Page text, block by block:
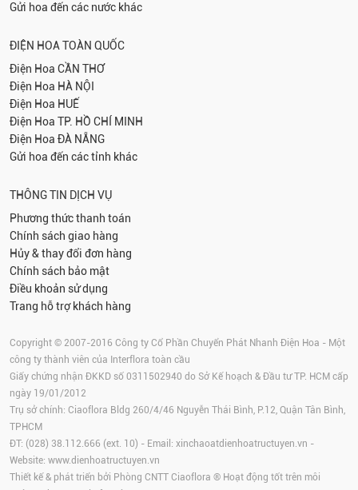
Gửi hoa đến các nước khác
ĐIỆN HOA TOÀN QUỐC
Điện Hoa CẦN THƠ
Điện Hoa HÀ NỘI
Điện Hoa HUẾ
Điện Hoa TP. HỒ CHÍ MINH
Điện Hoa ĐÀ NẴNG
Gửi hoa đến các tỉnh khác
THÔNG TIN DỊCH VỤ
Phương thức thanh toán
Chính sách giao hàng
Hủy & thay đổi đơn hàng
Chính sách bảo mật
Điều khoản sử dụng
Trang hỗ trợ khách hàng
Copyright © 2007-2016 Công ty Cổ Phần Chuyển Phát Nhanh Điện Hoa - Một
công ty thành viên của Interflora toàn cầu
Giấy chứng nhận ĐKKD số 0311502940 do Sở Kế hoạch & Đầu tư TP. HCM cấp
ngày 19/01/2012
Trụ sở chính: Ciaoflora Bldg 260/4/46 Nguyễn Thái Bình, P.12, Quận Tân Bình,
TPHCM
ĐT: (028) 38.112.666 (ext. 10) - Email: xinchaoatdienhoatructuyen.vn -
Website: www.dienhoatructuyen.vn
Thiết kế & phát triển bởi Phòng CNTT Ciaoflora ® Hoạt động tốt trên môi